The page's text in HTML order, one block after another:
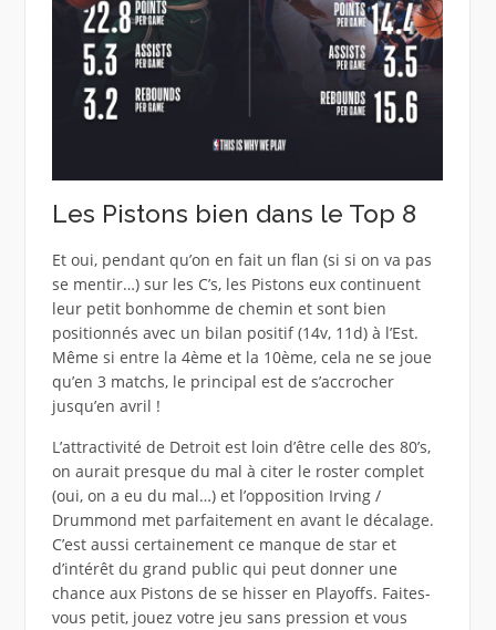
Les Pistons bien dans le Top 8
Et oui, pendant qu’on en fait un flan (si si on va pas
se mentir…) sur les C’s, les Pistons eux continuent
leur petit bonhomme de chemin et sont bien
positionnés avec un bilan positif (14v, 11d) à l’Est.
Même si entre la 4ème et la 10ème, cela ne se joue
qu’en 3 matchs, le principal est de s’accrocher
jusqu’en avril !
L’attractivité de Detroit est loin d’être celle des 80’s,
on aurait presque du mal à citer le roster complet
(oui, on a eu du mal…) et l’opposition Irving /
Drummond met parfaitement en avant le décalage.
C’est aussi certainement ce manque de star et
d’intérêt du grand public qui peut donner une
chance aux Pistons de se hisser en Playoffs. Faites-
vous petit, jouez votre jeu sans pression et vous